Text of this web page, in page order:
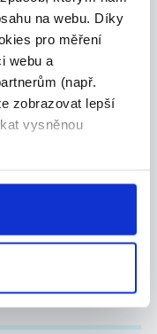
na webu. Díky
pro měření
webu a
(např.
zobrazovat lepší
vysněnou30.07.2026
215-
a